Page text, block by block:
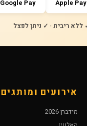
Apple Pay
Google Pay
אירועים ומותגים
מידברן 2026